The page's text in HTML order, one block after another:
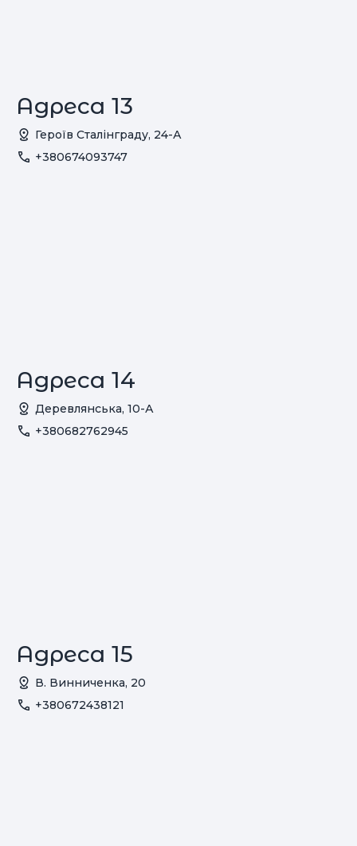
Адреса 13
Героїв Сталінграду, 24-А
+380674093747
Адреса 14
Деревлянська, 10-А
+380682762945
Адреса 15
В. Винниченка, 20
+380672438121